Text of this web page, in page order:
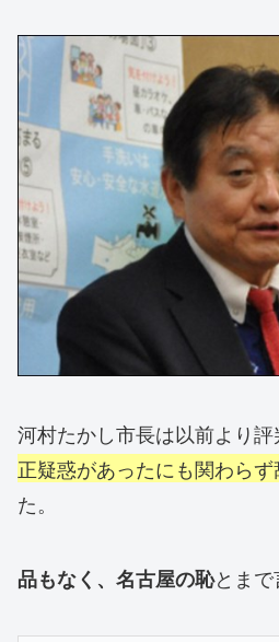
河村たかし市長は以前より評
正疑惑があったにも関わら
た。
品もなく、名古屋の恥とまで